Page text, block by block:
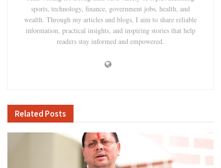
sports, technology, finance, government jobs, health, and
wealth. Through my articles and blogs, I aim to share reliable
information, practical insights, and inspiring stories that help
readers stay informed and empowered.
Related Posts